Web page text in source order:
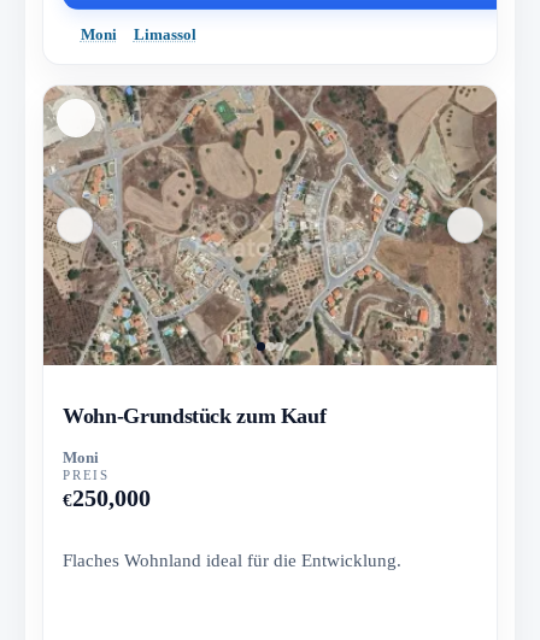
Moni Limassol
Wohn-Grundstück zum Kauf
Moni
PREIS
€250,000
Flaches Wohnland ideal für die Entwicklung.